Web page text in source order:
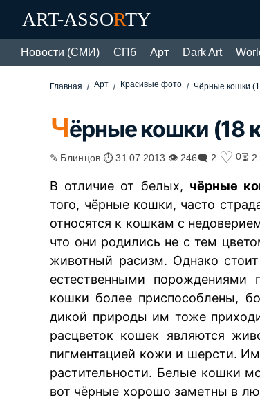
ART-ASSORTY
Новости (СМИ) СПб Арт Dark Art
Главная Арт Красивые фото Чёрные кошки
Чёрные кошки (18
✎ Блинцов ⏱ 31.07.2013 👁 246🗨 2 ♡ 0⏳
В отличие от белых, чёрные
того, чёрные кошки, часто
относятся к кошкам с
что они родились не с тем
животный расизм. Однако
естественными порождениями
кошки более приспособлены,
дикой природы им тоже
расцветок кошек являются
пигментацией кожи и шерсти.
растительности. Белые кошки
вот чёрные хорошо заметны в